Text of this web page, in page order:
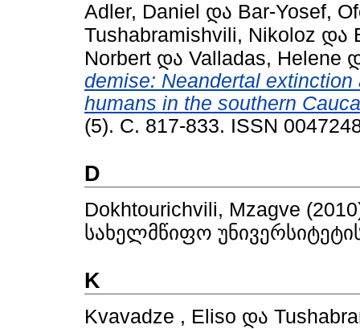
Adler, Daniel და Bar-Yosef,
Tushabramishvili, Nikoloz და
Norbert და Valladas, Helene
demise: Neandertal
humans in the southern
(5). С. 817-833. ISSN
D
Dokhtourichvili, Mzagve
სახელმწიფო
K
Kvavadze , Eliso და